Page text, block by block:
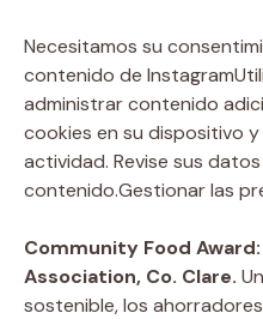
Necesitamos su
contenido de Instagram
administrar contenido
cookies en su dispositivo
actividad. Revise sus
contenido.Gestionar las
Community Food
Association, Co. Clare.
sostenible, los